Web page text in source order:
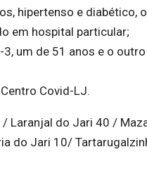
hipertenso e diabético,
em hospital particular;
um de 51 anos e o
Covid-LJ.
Laranjal do Jari 40 /
do Jari 10/